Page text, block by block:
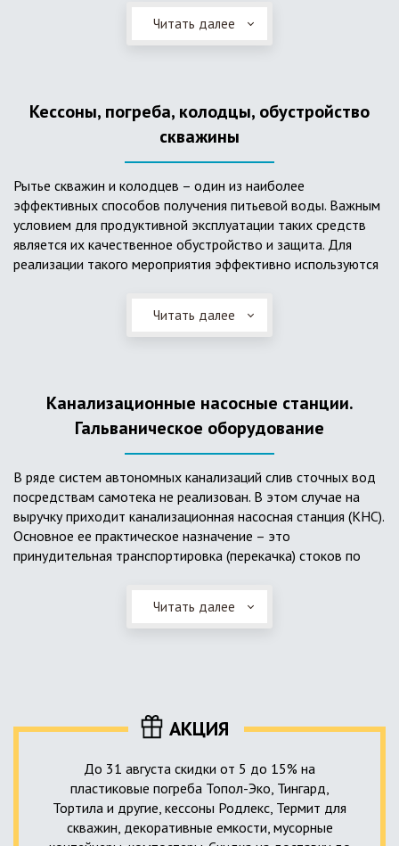
Он независим от источников электроэнергии, прост в
применении, и стоек к внешним механическим
достоинства обуславливают большую популярность
септика из железобетонных колец.
Читать далее
Кессоны, погреба, колодцы, обустройство
скважины
Рытье скважин и колодцев – один из наиболее
эффективных способов получения питьевой воды. Важным
условием для продуктивной эксплуатации таких средств
является их качественное обустройство и защита. Для
реализации такого мероприятия эффективно используются
Главное и неоспоримое преимущество кессонов – это
возможность эксплуатации в условиях пониженных
подвержены промерзанию. Оптимальный вариант
установки железобетонных кессонов – это заниженный
уровень грунтовых вод (УГВ) на участке, а кессон,
выполненный из пластика, может служить на территории с
высоким УГВ.
Очищенная вода без перебоев – незабвенная мечта
каждого владельца загородного дома. Чтобы выполнить
установку кессонов, погребов и колодцев, вам непременно
следует воспользоваться услугами специалистов нашей
компании. Мы максимально оперативно и качественно
проведем весь комплекс изыскательских мероприятий,
выполним необходимые расчеты и проектирование,
Читать далее
Канализационные насосные станции.
Гальваническое оборудование
В ряде систем автономных канализаций слив сточных вод
посредствам самотека не реализован. В этом случае на
выручку приходит канализационная насосная станция (КНС).
Основное ее практическое назначение – это
принудительная транспортировка (перекачка) стоков по
Такая станция может позиционироваться как в подвальном
помещении дома, так и функционировать в условиях
от исполнения.
Читать далее
АКЦИЯ
До 31 августа скидки от 5 до 15% на
пластиковые погреба Топол-Эко, Тингард,
Тортила и другие, кессоны Родлекс, Термит для
скважин, декоративные емкости, мусорные